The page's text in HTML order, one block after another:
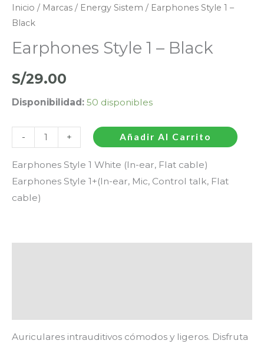
Inicio / Marcas / Energy Sistem / Earphones Style 1 –
Black
Earphones Style 1 – Black
S/29.00
Disponibilidad: 50 disponibles
- + Añadir Al Carrito
Earphones Style 1 White (In-ear, Flat cable)
Earphones Style 1+(In-ear, Mic, Control talk, Flat
cable)
Auriculares intrauditivos cómodos y ligeros. Disfruta